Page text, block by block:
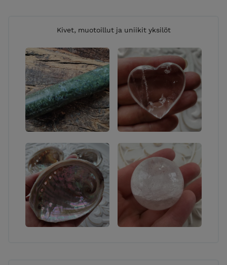
Kivet, muotoillut ja uniikit yksilöt